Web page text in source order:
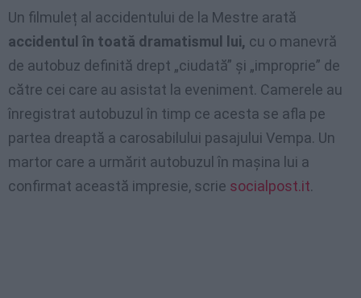
Un filmuleț al accidentului de la Mestre arată
accidentul în toată dramatismul lui, cu o manevră
de autobuz definită drept „ciudată” și „improprie” de
către cei care au asistat la eveniment. Camerele au
înregistrat autobuzul în timp ce acesta se afla pe
partea dreaptă a carosabilului pasajului Vempa. Un
martor care a urmărit autobuzul în mașina lui a
confirmat această impresie, scrie socialpost.it.